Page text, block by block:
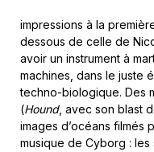
impressions à la
dessous de celle de
avoir un instrument à
machines, dans le juste
techno-biologique. Des
(Hound, avec son blast
images d’océans filmés
musique de Cyborg :